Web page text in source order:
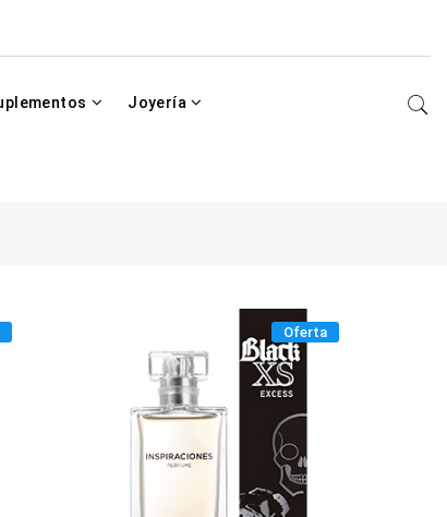
Joyería
Oferta